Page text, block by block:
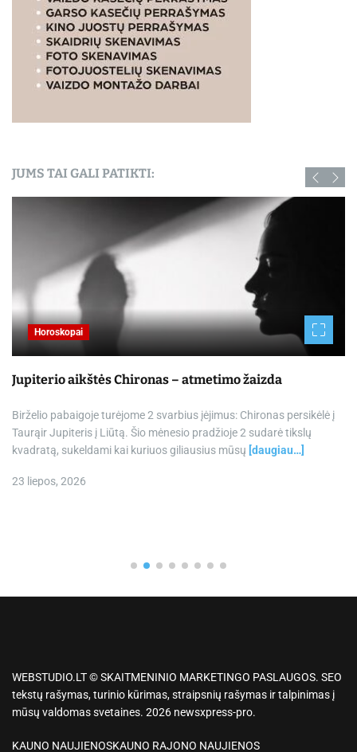
JUMS TAI GALI PATIKTI:
Horoskopai
Jupiterio aikštės Chironas – atmetimo žaizda
Birželio pabaigoje turėjome 2 svarbius įėjimus: Chironas persikėlė į
Taurąir Jupiteris į Liūtą. Šio mėnesio pradžioje 2 sudarė tikslų
kvadratą, sukeldami kai kuriuos giliausius mūsų [daugiau…]
23 liepos, 2026
WEBSTUDIO.LT © SKAITMENINIO MARKETINGO PASLAUGOS. SEO
tekstų rašymas, turinio kūrimas, straipsnių rašymas ir talpinimas į
mūsų valdomas svetaines. 2026 newsxpress-pro.
KAUNO NAUJIENOSKAUNO RAJONO NAUJIENOS